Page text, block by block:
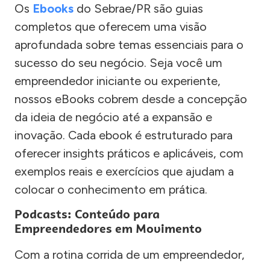
Os Ebooks do Sebrae/PR são guias
completos que oferecem uma visão
aprofundada sobre temas essenciais para o
sucesso do seu negócio. Seja você um
empreendedor iniciante ou experiente,
nossos eBooks cobrem desde a concepção
da ideia de negócio até a expansão e
inovação. Cada ebook é estruturado para
oferecer insights práticos e aplicáveis, com
exemplos reais e exercícios que ajudam a
colocar o conhecimento em prática.
Podcasts: Conteúdo para
Empreendedores em Movimento
Com a rotina corrida de um empreendedor,